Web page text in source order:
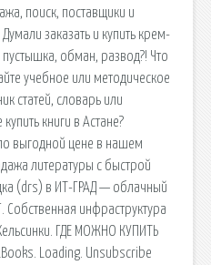
поиск, поставщики и
заказать и купить крем-
обман, развод?! Что
учебное или методическое
статей, словарь или
книги в Астане?
выгодной цене в нашем
литературы с быстрой
(drs) в ИТ-ГРАД — облачный
инфраструктура
ГДЕ МОЖНО КУПИТЬ
Loading. Unsubscribe